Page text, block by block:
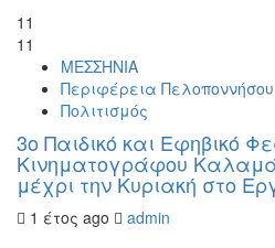
11
11
ΜΕΣΣΗΝΙΑ
Περιφέρεια Πελοποννήσου
Πολιτισμός
3ο Παιδικό και Εφηβικό
Κινηματογράφου
μέχρι την Κυριακή στο
1 έτος ago
admin